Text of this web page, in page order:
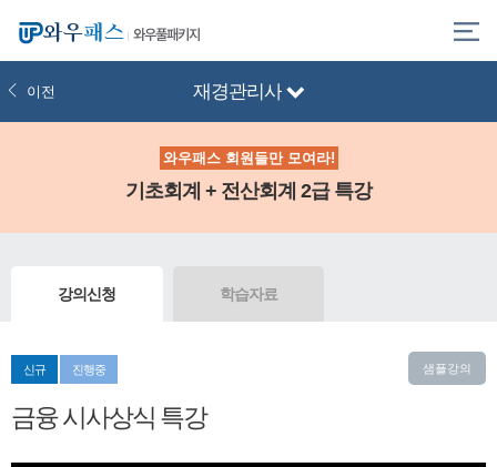
와우풀패키지
재경관리사
이전
와우패스 회원들만 모여라!
기초회계 + 전산회계 2급 특강
강의신청 학습자료
금융 시사상식 특강
신규 진행중 샘플강의